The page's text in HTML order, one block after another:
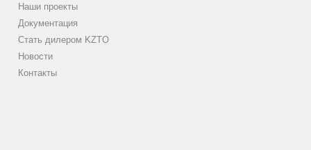
Наши проекты
Документация
Стать дилером KZTO
Новости
Контакты